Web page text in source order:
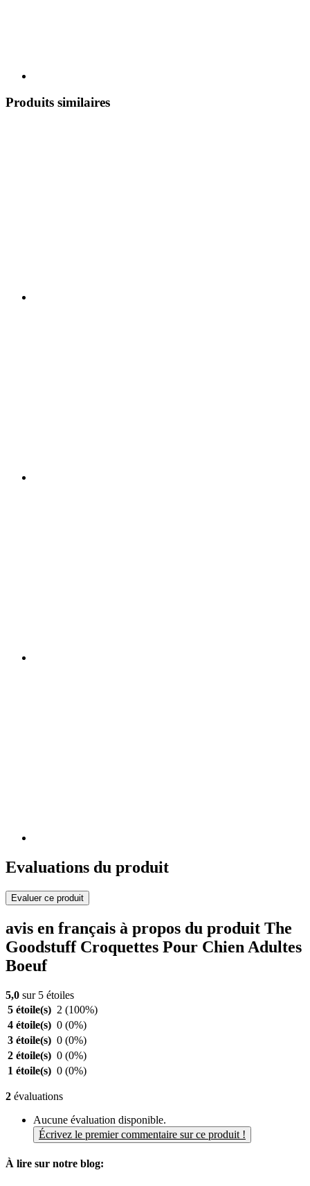
Produits similaires
Evaluations du produit
Evaluer ce produit
avis en français à propos du produit The
Goodstuff Croquettes Pour Chien Adultes
Boeuf
5,0 sur 5 étoiles
5 étoile(s) 2 (100%)
4 étoile(s) 0 (0%)
3 étoile(s) 0 (0%)
2 étoile(s) 0 (0%)
1 étoile(s) 0 (0%)
2 évaluations
Aucune évaluation disponible.
Écrivez le premier commentaire sur ce produit !
À lire sur notre blog: